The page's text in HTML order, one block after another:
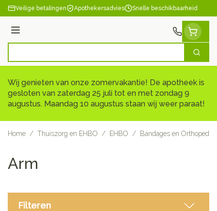
Ga naar de inhoud
Veilige betalingen Apothekersadvies Snelle beschikbaarheid
Menu
Zoek
Wij genieten van onze zomervakantie! De apotheek is
gesloten van zaterdag 25 juli tot en met zondag 9
augustus. Maandag 10 augustus staan wij weer paraat!
Home / Thuiszorg en EHBO / EHBO / Bandages en
Arm
Filteren